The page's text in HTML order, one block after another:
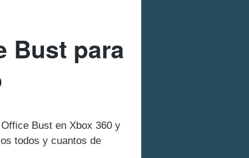
Bust para
Bust en Xbox 360 y
todos y cuantos de